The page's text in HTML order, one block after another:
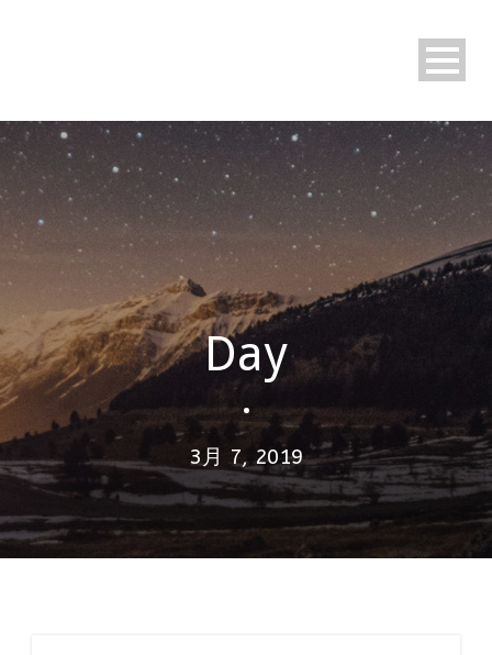
Day
•
3月 7, 2019